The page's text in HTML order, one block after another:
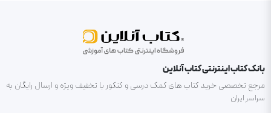
بانک کتاب اینترنتی کتاب آنلاین
مرجع تخصصی خرید کتاب های کمک درسی و کنکور با تخفیف ویژه و ارسال رایگان به
سراسر ایران